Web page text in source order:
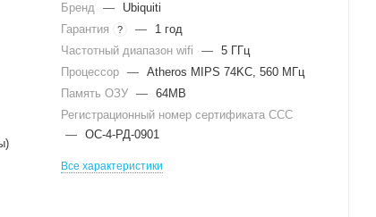
Бренд —
Ubiquiti
Гарантия
? —
1 год
Частотный диапазон wifi
— 5 ГГц
Процессор — Atheros MIPS 74KC, 560 МГц
Память ОЗУ — 64MB
Регистрационный номер сертификата ССС
— ОС-4-РД-0901
Все характеристики